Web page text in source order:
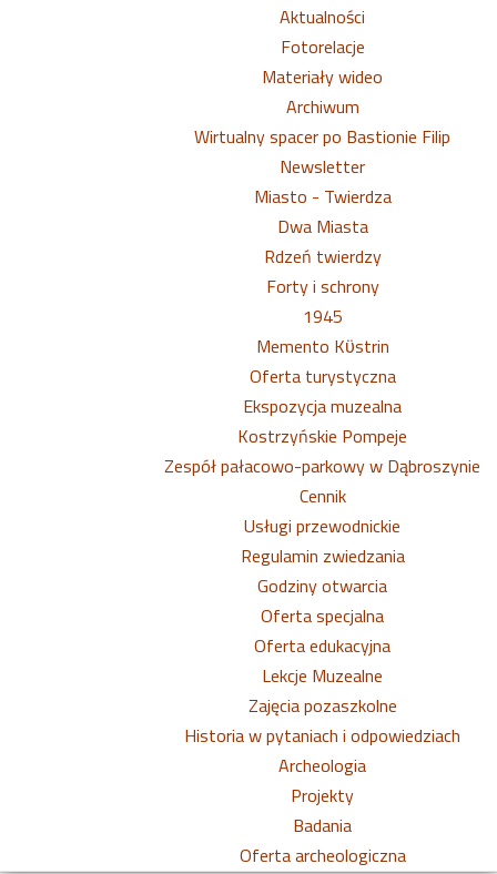
Aktualności
Fotorelacje
Materiały wideo
Archiwum
Wirtualny spacer po Bastionie Filip
Newsletter
Miasto - Twierdza
Dwa Miasta
Rdzeń twierdzy
Forty i schrony
1945
Memento Kϋstrin
Oferta turystyczna
Ekspozycja muzealna
Kostrzyńskie Pompeje
Zespół pałacowo-parkowy w Dąbroszynie
Cennik
Usługi przewodnickie
Regulamin zwiedzania
Godziny otwarcia
Oferta specjalna
Oferta edukacyjna
Lekcje Muzealne
Zajęcia pozaszkolne
Historia w pytaniach i odpowiedziach
Archeologia
Projekty
Badania
Oferta archeologiczna